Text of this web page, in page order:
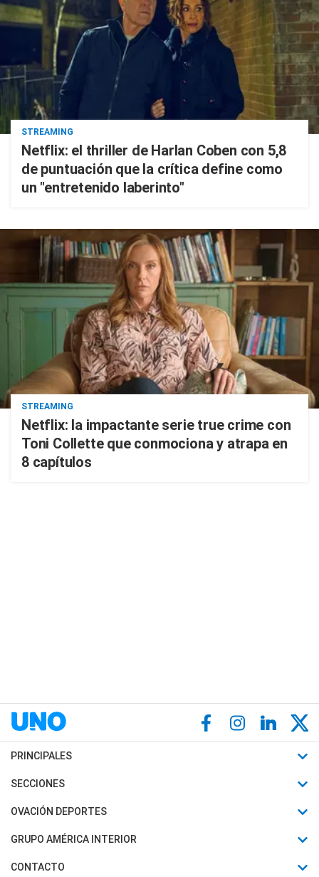
STREAMING
Netflix: el thriller de Harlan Coben con 5,8
de puntuación que la crítica define como
un "entretenido laberinto"
STREAMING
Netflix: la impactante serie true crime con
Toni Collette que conmociona y atrapa en
8 capítulos
PRINCIPALES
Últimas Noticias
Política
Judiciales
SECCIONES
Horóscopo
Motores
OVACIÓN DEPORTES
Fútbol
Mundial
GRUPO AMÉRICA INTERIOR
Canal 7 en Vivo
CONTACTO